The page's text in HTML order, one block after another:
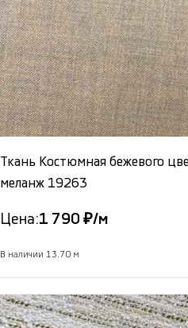
Ткань Костюмная бежевого
меланж 19263
Цена:1 790 ₽/м
В наличии 13.70 м